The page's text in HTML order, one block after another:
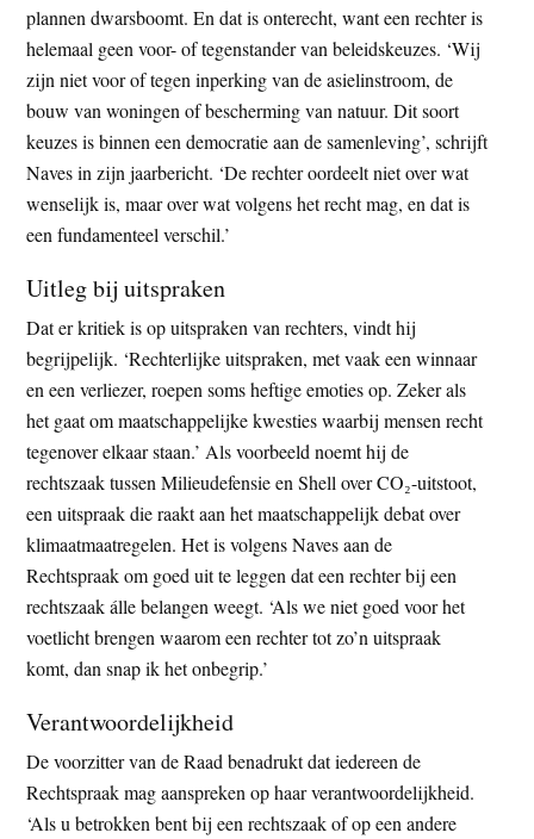
plannen dwarsboomt. En dat is onterecht, want een rechter is
helemaal geen voor- of tegenstander van beleidskeuzes. ‘Wij
zijn niet voor of tegen inperking van de asielinstroom, de
bouw van woningen of bescherming van natuur. Dit soort
keuzes is binnen een democratie aan de samenleving’, schrijft
Naves in zijn jaarbericht. ‘De rechter oordeelt niet over wat
wenselijk is, maar over wat volgens het recht mag, en dat is
een fundamenteel verschil.’
Uitleg bij uitspraken
Dat er kritiek is op uitspraken van rechters, vindt hij
begrijpelijk. ‘Rechterlijke uitspraken, met vaak een winnaar
en een verliezer, roepen soms heftige emoties op. Zeker als
het gaat om maatschappelijke kwesties waarbij mensen recht
tegenover elkaar staan.’ Als voorbeeld noemt hij de
rechtszaak tussen Milieudefensie en Shell over CO₂-uitstoot,
een uitspraak die raakt aan het maatschappelijk debat over
klimaatmaatregelen. Het is volgens Naves aan de
Rechtspraak om goed uit te leggen dat een rechter bij een
rechtszaak álle belangen weegt. ‘Als we niet goed voor het
voetlicht brengen waarom een rechter tot zo’n uitspraak
komt, dan snap ik het onbegrip.’
Verantwoordelijkheid
De voorzitter van de Raad benadrukt dat iedereen de
Rechtspraak mag aanspreken op haar verantwoordelijkheid.
‘Als u betrokken bent bij een rechtszaak of op een andere